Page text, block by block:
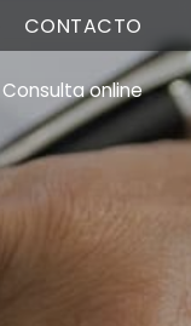
CONTACTO
Consulta online